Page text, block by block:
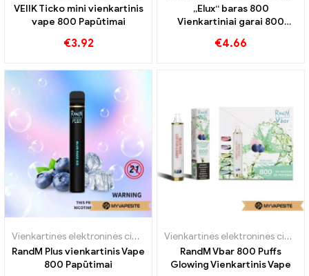
VEIIK Ticko mini vienkartinis
vape 800 Papūtimai
€3.92
„Elux“ baras 800
Vienkartiniai garai 800
€4.66
Vienkartinės elektroninės cigaretės
RandM Plus vienkartinis Vape
800 Papūtimai
Vienkartinės elektroninės cigaretės
RandM Vbar 800 Puffs
Glowing Vienkartinis Vape